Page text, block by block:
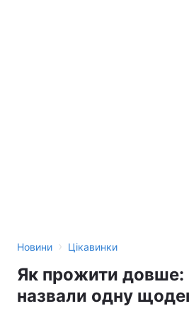
Новини › Цікавинки
Як прожити довше:
назвали одну